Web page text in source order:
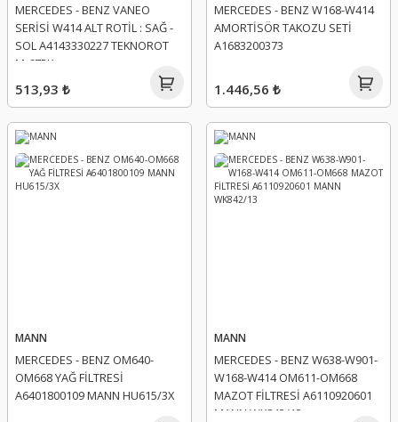
MERCEDES - BENZ VANEO
SERİSİ W414 ALT ROTİL : SAĞ -
SOL A4143330227 TEKNOROT
M-675K
513,93 ₺
MERCEDES - BENZ W168-W414
AMORTİSÖR TAKOZU SETİ
A1683200373
1.446,56 ₺
MANN
MERCEDES - BENZ OM640-
OM668 YAĞ FİLTRESİ
A6401800109 MANN HU615/3X
MANN
MERCEDES - BENZ W638-W901-
W168-W414 OM611-OM668
MAZOT FİLTRESİ A6110920601
MANN WK842/13